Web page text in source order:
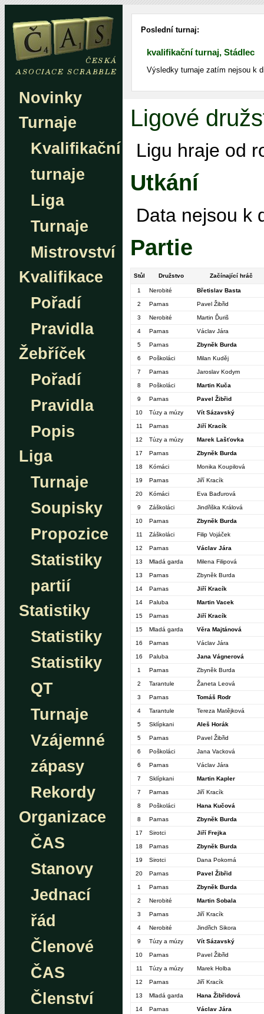
Novinky
Turnaje
Kvalifikační
turnaje
Liga
Turnaje
Mistrovství
Kvalifikace
Pořadí
Pravidla
Žebříček
Pořadí
Pravidla
Popis
Liga
Turnaje
Soupisky
Propozice
Statistiky
partií
Statistiky
Statistiky
Statistiky
QT
Turnaje
Vzájemné
zápasy
Rekordy
Organizace
ČAS
Stanovy
Jednací
řád
Členové
ČAS
Členství
Poslední turnaj:
kvalifikační turnaj, Stádlec
Výsledky turnaje zatím nejsou k
Ligové
Ligu hraje od
Utkání
Data nejsou k
Partie
Stůl Družstvo Začínající hráč
1 Nerobité Břetislav Basta
2 Parnas Pavel Žibřid
3 Nerobité Martin Ďuriš
4 Parnas Václav Jára
5 Parnas Zbyněk Burda
6 Poškoláci Milan Kuděj
7 Parnas Jaroslav Kodym
8 Poškoláci Martin Kuča
9 Parnas Pavel Žibřid
10 Túzy a múzy Vít Sázavský
11 Parnas Jiří Kracík
12 Túzy a múzy Marek Lašťovka
17 Parnas Zbyněk Burda
18 Kómáci Monika Koupilová
19 Parnas Jiří Kracík
20 Kómáci Eva Baďurová
9 Záškoláci Jindřiška Králová
10 Parnas Zbyněk Burda
11 Záškoláci Filip Vojáček
12 Parnas Václav Jára
13 Mladá garda Milena Filipová
13 Parnas Zbyněk Burda
14 Parnas Jiří Kracík
14 Paluba Martin Vacek
15 Parnas Jiří Kracík
15 Mladá garda Věra Majtánová
16 Parnas Václav Jára
16 Paluba Jana Vágnerová
1 Parnas Zbyněk Burda
2 Tarantule Žaneta Leová
3 Parnas Tomáš Rodr
4 Tarantule Tereza Matějková
5 Sklípkani Aleš Horák
5 Parnas Pavel Žibřid
6 Poškoláci Jana Vacková
6 Parnas Václav Jára
7 Sklípkani Martin Kapler
7 Parnas Jiří Kracík
8 Poškoláci Hana Kučová
8 Parnas Zbyněk Burda
17 Sirotci Jiří Frejka
18 Parnas Zbyněk Burda
19 Sirotci Dana Pokorná
20 Parnas Pavel Žibřid
1 Parnas Zbyněk Burda
2 Nerobité Martin Sobala
3 Parnas Jiří Kracík
4 Nerobité Jindřich Sikora
9 Túzy a múzy Vít Sázavský
10 Parnas Pavel Žibřid
11 Túzy a múzy Marek Holba
12 Parnas Jiří Kracík
13 Mladá garda Hana Žibřidová
14 Parnas Václav Jára